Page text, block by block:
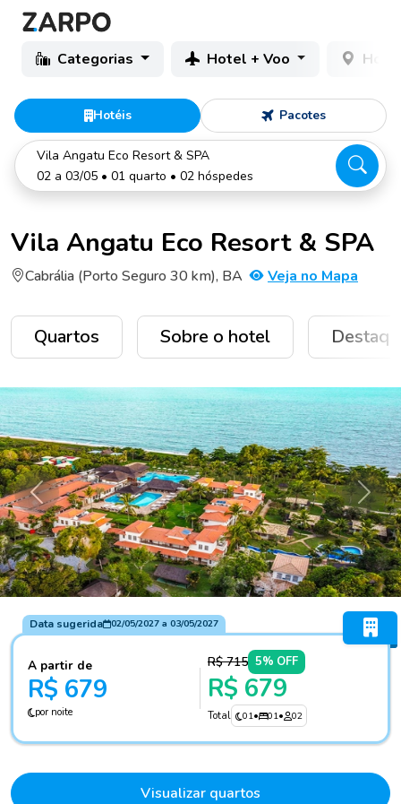
Categorias Hotel + Voo
Hotéis Pacotes
Vila Angatu Eco Resort & SPA
02 a 03/05 • 01 quarto • 02 hóspedes
Vila Angatu Eco Resort & SPA
Cabrália (Porto Seguro 30 km), BA Veja no Mapa
Quartos Sobre o hotel
Anterior
Data sugerida 02/05/2027a 03/05/2027
A partir de
R$ 679
por noite
R$ 715 5% OFF
R$ 679
Total 01• 01• 02
Visualizar quartos